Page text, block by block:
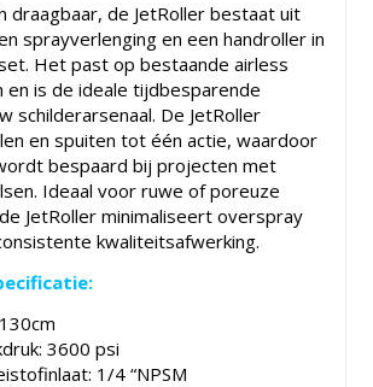
draagbaar, de JetRoller bestaat uit
sprayverlenging en een handroller in
Het past op bestaande airless
is de ideale tijdbesparende
schilderarsenaal. De JetRoller
en spuiten tot één actie, waardoor
bespaard bij projecten met
Ideaal voor ruwe of poreuze
JetRoller minimaliseert overspray
kwaliteitsafwerking.
3600 psi
1/4 “NPSM